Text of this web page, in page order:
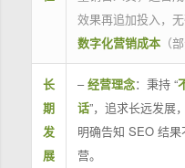
效果再追加投入，
数字化营销成本（
长
期
发
展
–经营理念：秉持 “
话”，追求长远发展
明确告知 SEO 结
营。